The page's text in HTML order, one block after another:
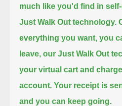
much like you'd find in
Just Walk Out technology.
everything you want, you
leave, our Just Walk Out
your virtual cart and
account. Your receipt is
and you can keep going.